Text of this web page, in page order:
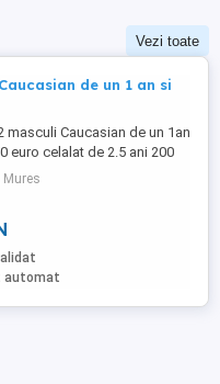
Vezi toate
de un 1 an si
masculi Caucasian de un 1an
euro celalat de 2.5 ani 200
cel de un e cu pedigree si
de 2 .5 nu este agresiv si
mai multe detali la tele
Mures
automat